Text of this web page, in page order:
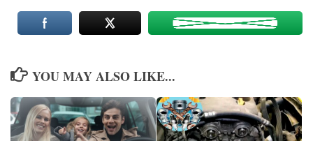
YOU MAY ALSO LIKE...